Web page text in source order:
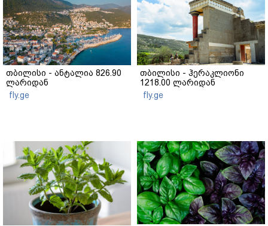
თბილისი - ანტალია 826.90
ლარიდან
fly.ge
თბილისი - ჰერაკლიონი
1218.00 ლარიდან
fly.ge